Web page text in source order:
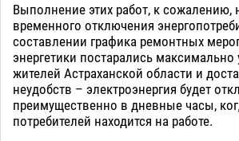
Выполнение этих работ, к сожалению,
временного отключения
составлении графика ремонтных
энергетики постарались максимально
жителей Астраханской области и
неудобств – электроэнергия будет
преимущественно в дневные часы,
потребителей находится на работе.